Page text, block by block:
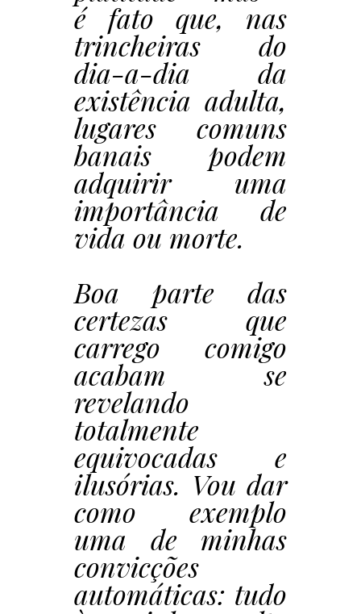
é fato que, nas
trincheiras do
dia-a-dia da
existência adulta,
lugares comuns
banais podem
adquirir uma
importância de
vida ou morte.
Boa parte das
certezas que
carrego comigo
acabam se
revelando
totalmente
equivocadas e
ilusórias. Vou dar
como exemplo
uma de minhas
convicções
automáticas: tudo